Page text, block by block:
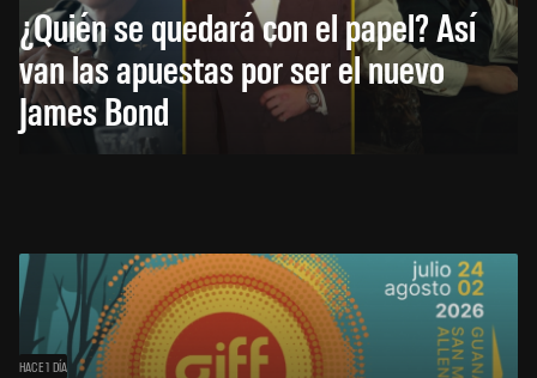
¿Quién se quedará con el papel? Así
van las apuestas por ser el nuevo
James Bond
HACE 1 DÍA